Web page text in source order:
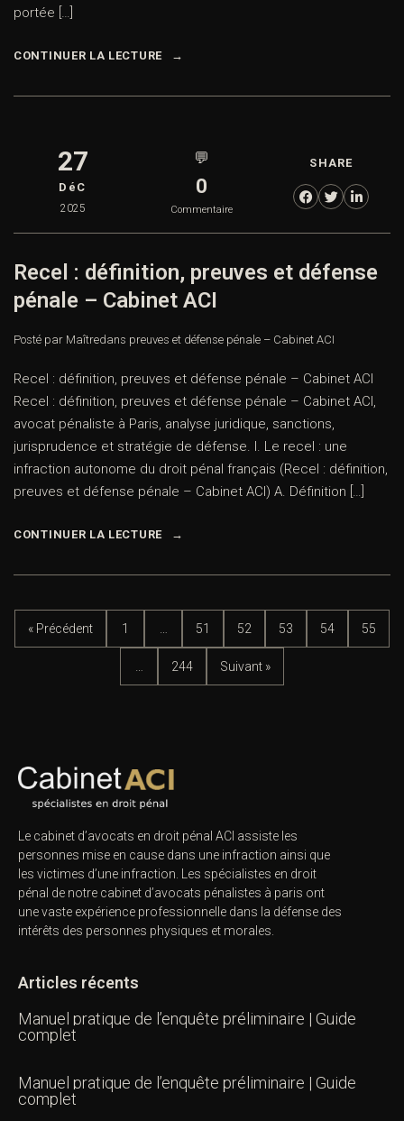
portée […]
CONTINUER LA LECTURE
27
DéC
2025
💬
0
Commentaire
SHARE
Recel : définition, preuves et défense
pénale – Cabinet ACI
Posté par Maîtredans preuves et défense pénale – Cabinet ACI
Recel : définition, preuves et défense pénale – Cabinet ACI
Recel : définition, preuves et défense pénale – Cabinet ACI,
avocat pénaliste à Paris, analyse juridique, sanctions,
jurisprudence et stratégie de défense. I. Le recel : une
infraction autonome du droit pénal français (Recel : définition,
preuves et défense pénale – Cabinet ACI) A. Définition […]
CONTINUER LA LECTURE
« Précédent 1 51 52 53 54 55
244 Suivant »
Le cabinet d’avocats en droit pénal ACI assiste les
personnes mise en cause dans une infraction ainsi que
les victimes d’une infraction. Les spécialistes en droit
pénal de notre cabinet d’avocats pénalistes à paris ont
une vaste expérience professionnelle dans la défense des
intérêts des personnes physiques et morales.
Articles récents
Manuel pratique de l’enquête préliminaire | Guide
complet
Manuel pratique de l’enquête préliminaire | Guide
complet